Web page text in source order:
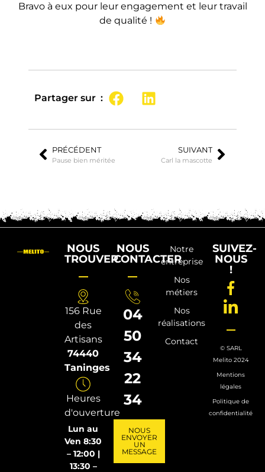
Bravo à eux pour leur engagement et leur travail
de qualité !
Partager sur :
PRÉCÉDENT
Pause bien méritée
SUIVANT
Carl la mascotte
NOUS
TROUVER
156 Rue
des
Artisans
74440
Taninges
Heures
d'ouverture
Lun au
Ven 8:30
– 12:00 |
13:30 –
NOUS
CONTACTER
04
50
34
22
34
NOUS
ENVOYER
UN
MESSAGE
Notre
entreprise
Nos
métiers
Nos
réalisations
Contact
SUIVEZ-
NOUS
!
© SARL
Melito 2024
Mentions
légales
Politique de
confidentialité